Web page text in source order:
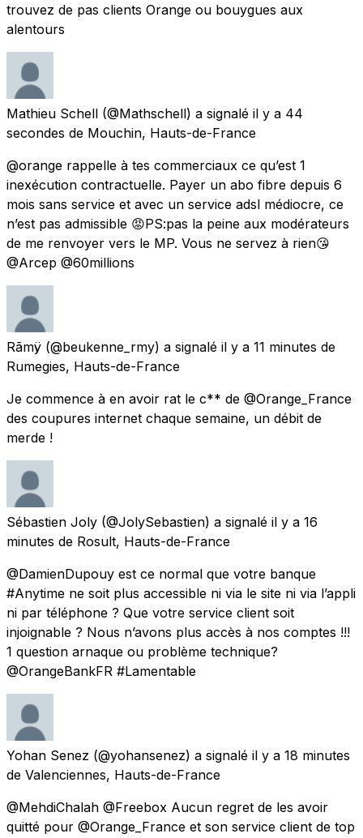
trouvez de pas clients Orange ou bouygues aux
alentours
Mathieu Schell (@Mathschell) a signalé il y a 44
secondes de Mouchin, Hauts-de-France
@orange rappelle à tes commerciaux ce qu’est 1
inexécution contractuelle. Payer un abo fibre depuis 6
mois sans service et avec un service adsl médiocre, ce
n’est pas admissible 😡PS:pas la peine aux modérateurs
de me renvoyer vers le MP. Vous ne servez à rien😘
@Arcep @60millions
Rãmÿ (@beukenne_rmy) a signalé il y a 11 minutes de
Rumegies, Hauts-de-France
Je commence à en avoir rat le c** de @Orange_France
des coupures internet chaque semaine, un débit de
merde !
Sébastien Joly (@JolySebastien) a signalé il y a 16
minutes de Rosult, Hauts-de-France
@DamienDupouy est ce normal que votre banque
#Anytime ne soit plus accessible ni via le site ni via l’appli
ni par téléphone ? Que votre service client soit
injoignable ? Nous n’avons plus accès à nos comptes !!!
1 question arnaque ou problème technique?
@OrangeBankFR #Lamentable
Yohan Senez (@yohansenez) a signalé il y a 18 minutes
de Valenciennes, Hauts-de-France
@MehdiChalah @Freebox Aucun regret de les avoir
quitté pour @Orange_France et son service client de top